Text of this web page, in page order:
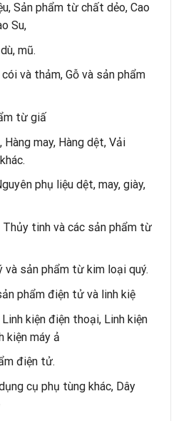
Sản phẩm từ chất dẻo, Cao
Su,
mũ.
và thảm, Gỗ và sản phẩm
từ giấ
may, Hàng dệt, Vải
phụ liệu dệt, may, giày,
Thủy tinh và các sản phẩm từ
và sản phẩm từ kim loại quý.
phẩm điện tử và linh kiệ
kiện điện thoại, Linh kiện
kiện máy ả
điện tử.
cụ phụ tùng khác, Dây